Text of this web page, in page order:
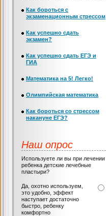
Как бороться с
экзаменационным стрессом
Как успешно сдать
экзамен?
Как успешно сдать ЕГЭ и
ГИА
Математика на 5! Легко!
Олимпийская математика
Как бороться со стрессом
накануне ЕГЭ?
Наш опрос
Используете ли вы при лечении
ребенка детские лечебные
пластыри?
Да, охотно используем,
это удобно, эффект
наступает достаточно
быстро, ребенку
комфортно